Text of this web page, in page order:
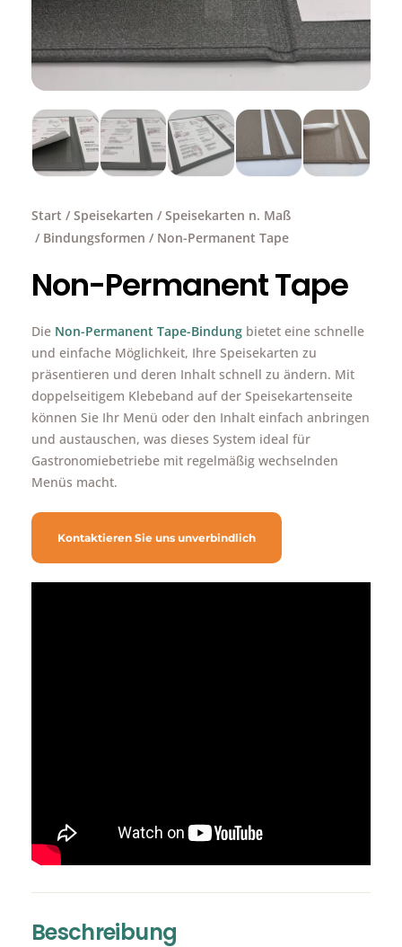
Start / Speisekarten / Speisekarten n. Maß
/ Bindungsformen / Non-Permanent Tape
Non-Permanent Tape
Die Non-Permanent Tape-Bindung bietet eine schnelle
und einfache Möglichkeit, Ihre Speisekarten zu
präsentieren und deren Inhalt schnell zu ändern. Mit
doppelseitigem Klebeband auf der Speisekartenseite
können Sie Ihr Menü oder den Inhalt einfach anbringen
und austauschen, was dieses System ideal für
Gastronomiebetriebe mit regelmäßig wechselnden
Menüs macht.
Kontaktieren Sie uns unverbindlich
Beschreibung